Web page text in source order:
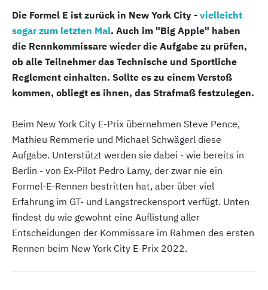
Die Formel E ist zurück in New York City - vielleicht
sogar zum letzten Mal. Auch im "Big Apple" haben
die Rennkommissare wieder die Aufgabe zu prüfen,
ob alle Teilnehmer das Technische und Sportliche
Reglement einhalten. Sollte es zu einem Verstoß
kommen, obliegt es ihnen, das Strafmaß festzulegen.
Beim New York City E-Prix übernehmen Steve Pence,
Mathieu Remmerie und Michael Schwägerl diese
Aufgabe. Unterstützt werden sie dabei - wie bereits in
Berlin - von Ex-Pilot Pedro Lamy, der zwar nie ein
Formel-E-Rennen bestritten hat, aber über viel
Erfahrung im GT- und Langstreckensport verfügt. Unten
findest du wie gewohnt eine Auflistung aller
Entscheidungen der Kommissare im Rahmen des ersten
Rennen beim New York City E-Prix 2022.